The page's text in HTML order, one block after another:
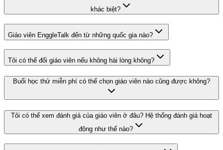
khác biệt?
Giáo viên EnggleTalk đến từ những quốc gia nào?
Tôi có thể đổi giáo viên nếu không hài lòng không?
Buổi học thử miễn phí có thể chọn giáo viên nào cũng được không?
Tôi có thể xem đánh giá của giáo viên ở đâu? Hệ thống đánh giá hoạt
động như thế nào?